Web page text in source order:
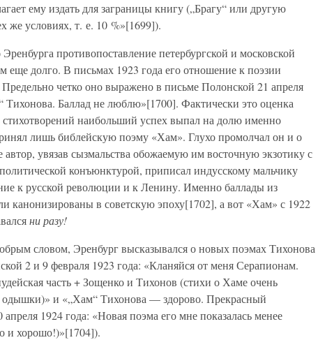
ему издать для заграницы книгу („Брагу“ или другую
же условиях, т. е. 10 %»[1699]).
противопоставление петербургской и московской
еще долго. В письмах 1923 года его отношение к поэзии
четко оно выражено в письме Полонской 21 апреля
Тихонова. Баллад не люблю»[1700]. Фактически это оценка
наибольший успех выпал на долю именно
лишь библейскую поэму «Хам». Глухо промолчал он и о
автор, увязав сызмальства обожаемую им восточную экзотику с
конъюнктурой, приписал индусскому мальчику
к русской революции и к Ленину. Именно баллады из
канонизированы в советскую эпоху[1702], а вот «Хам» с 1922
ни разу!
словом, Эренбург высказывался о новых поэмах Тихонова
2 и 9 февраля 1923 года: «Кланяйся от меня Серапионам.
часть + Зощенко и Тихонов (стихи о Хаме очень
и «„Хам“ Тихонова — здорово. Прекрасный
1924 года: «Новая поэма его мне показалась менее
и хорошо!)»[1704]).